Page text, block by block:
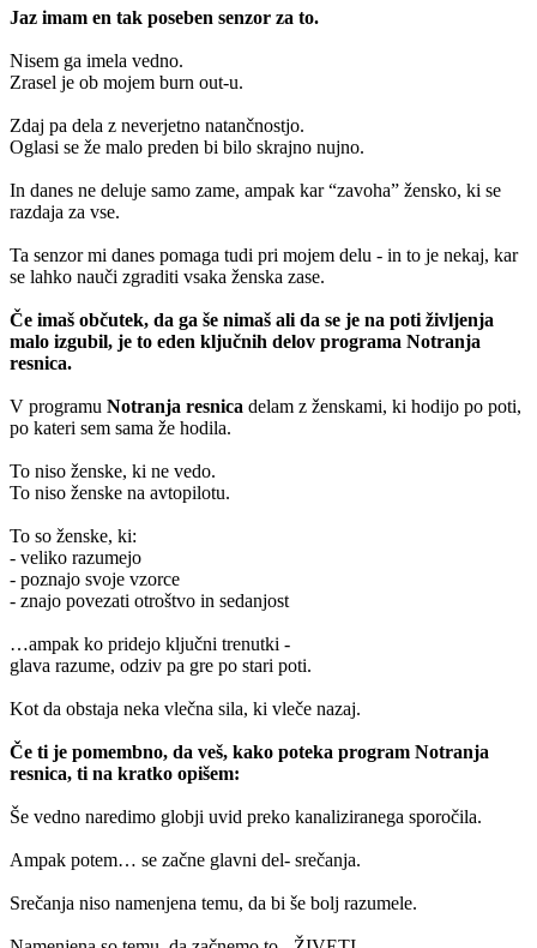
Jaz imam en tak poseben senzor za to.
Nisem ga imela vedno.
Zrasel je ob mojem burn out-u.
Zdaj pa dela z neverjetno natančnostjo.
Oglasi se že malo preden bi bilo skrajno nujno.
In danes ne deluje samo zame, ampak kar “zavoha” žensko, ki se
razdaja za vse.
Ta senzor mi danes pomaga tudi pri mojem delu - in to je nekaj, kar
se lahko nauči zgraditi vsaka ženska zase.
Če imaš občutek, da ga še nimaš ali da se je na poti življenja
malo izgubil, je to eden ključnih delov programa Notranja
resnica.
V programu Notranja resnica delam z ženskami, ki hodijo po poti,
po kateri sem sama že hodila.
To niso ženske, ki ne vedo.
To niso ženske na avtopilotu.
To so ženske, ki:
- veliko razumejo
- poznajo svoje vzorce
- znajo povezati otroštvo in sedanjost
…ampak ko pridejo ključni trenutki -
glava razume, odziv pa gre po stari poti.
Kot da obstaja neka vlečna sila, ki vleče nazaj.
Če ti je pomembno, da veš, kako poteka program Notranja
resnica, ti na kratko opišem:
Še vedno naredimo globji uvid preko kanaliziranega sporočila.
Ampak potem… se začne glavni del- srečanja.
Srečanja niso namenjena temu, da bi še bolj razumele.